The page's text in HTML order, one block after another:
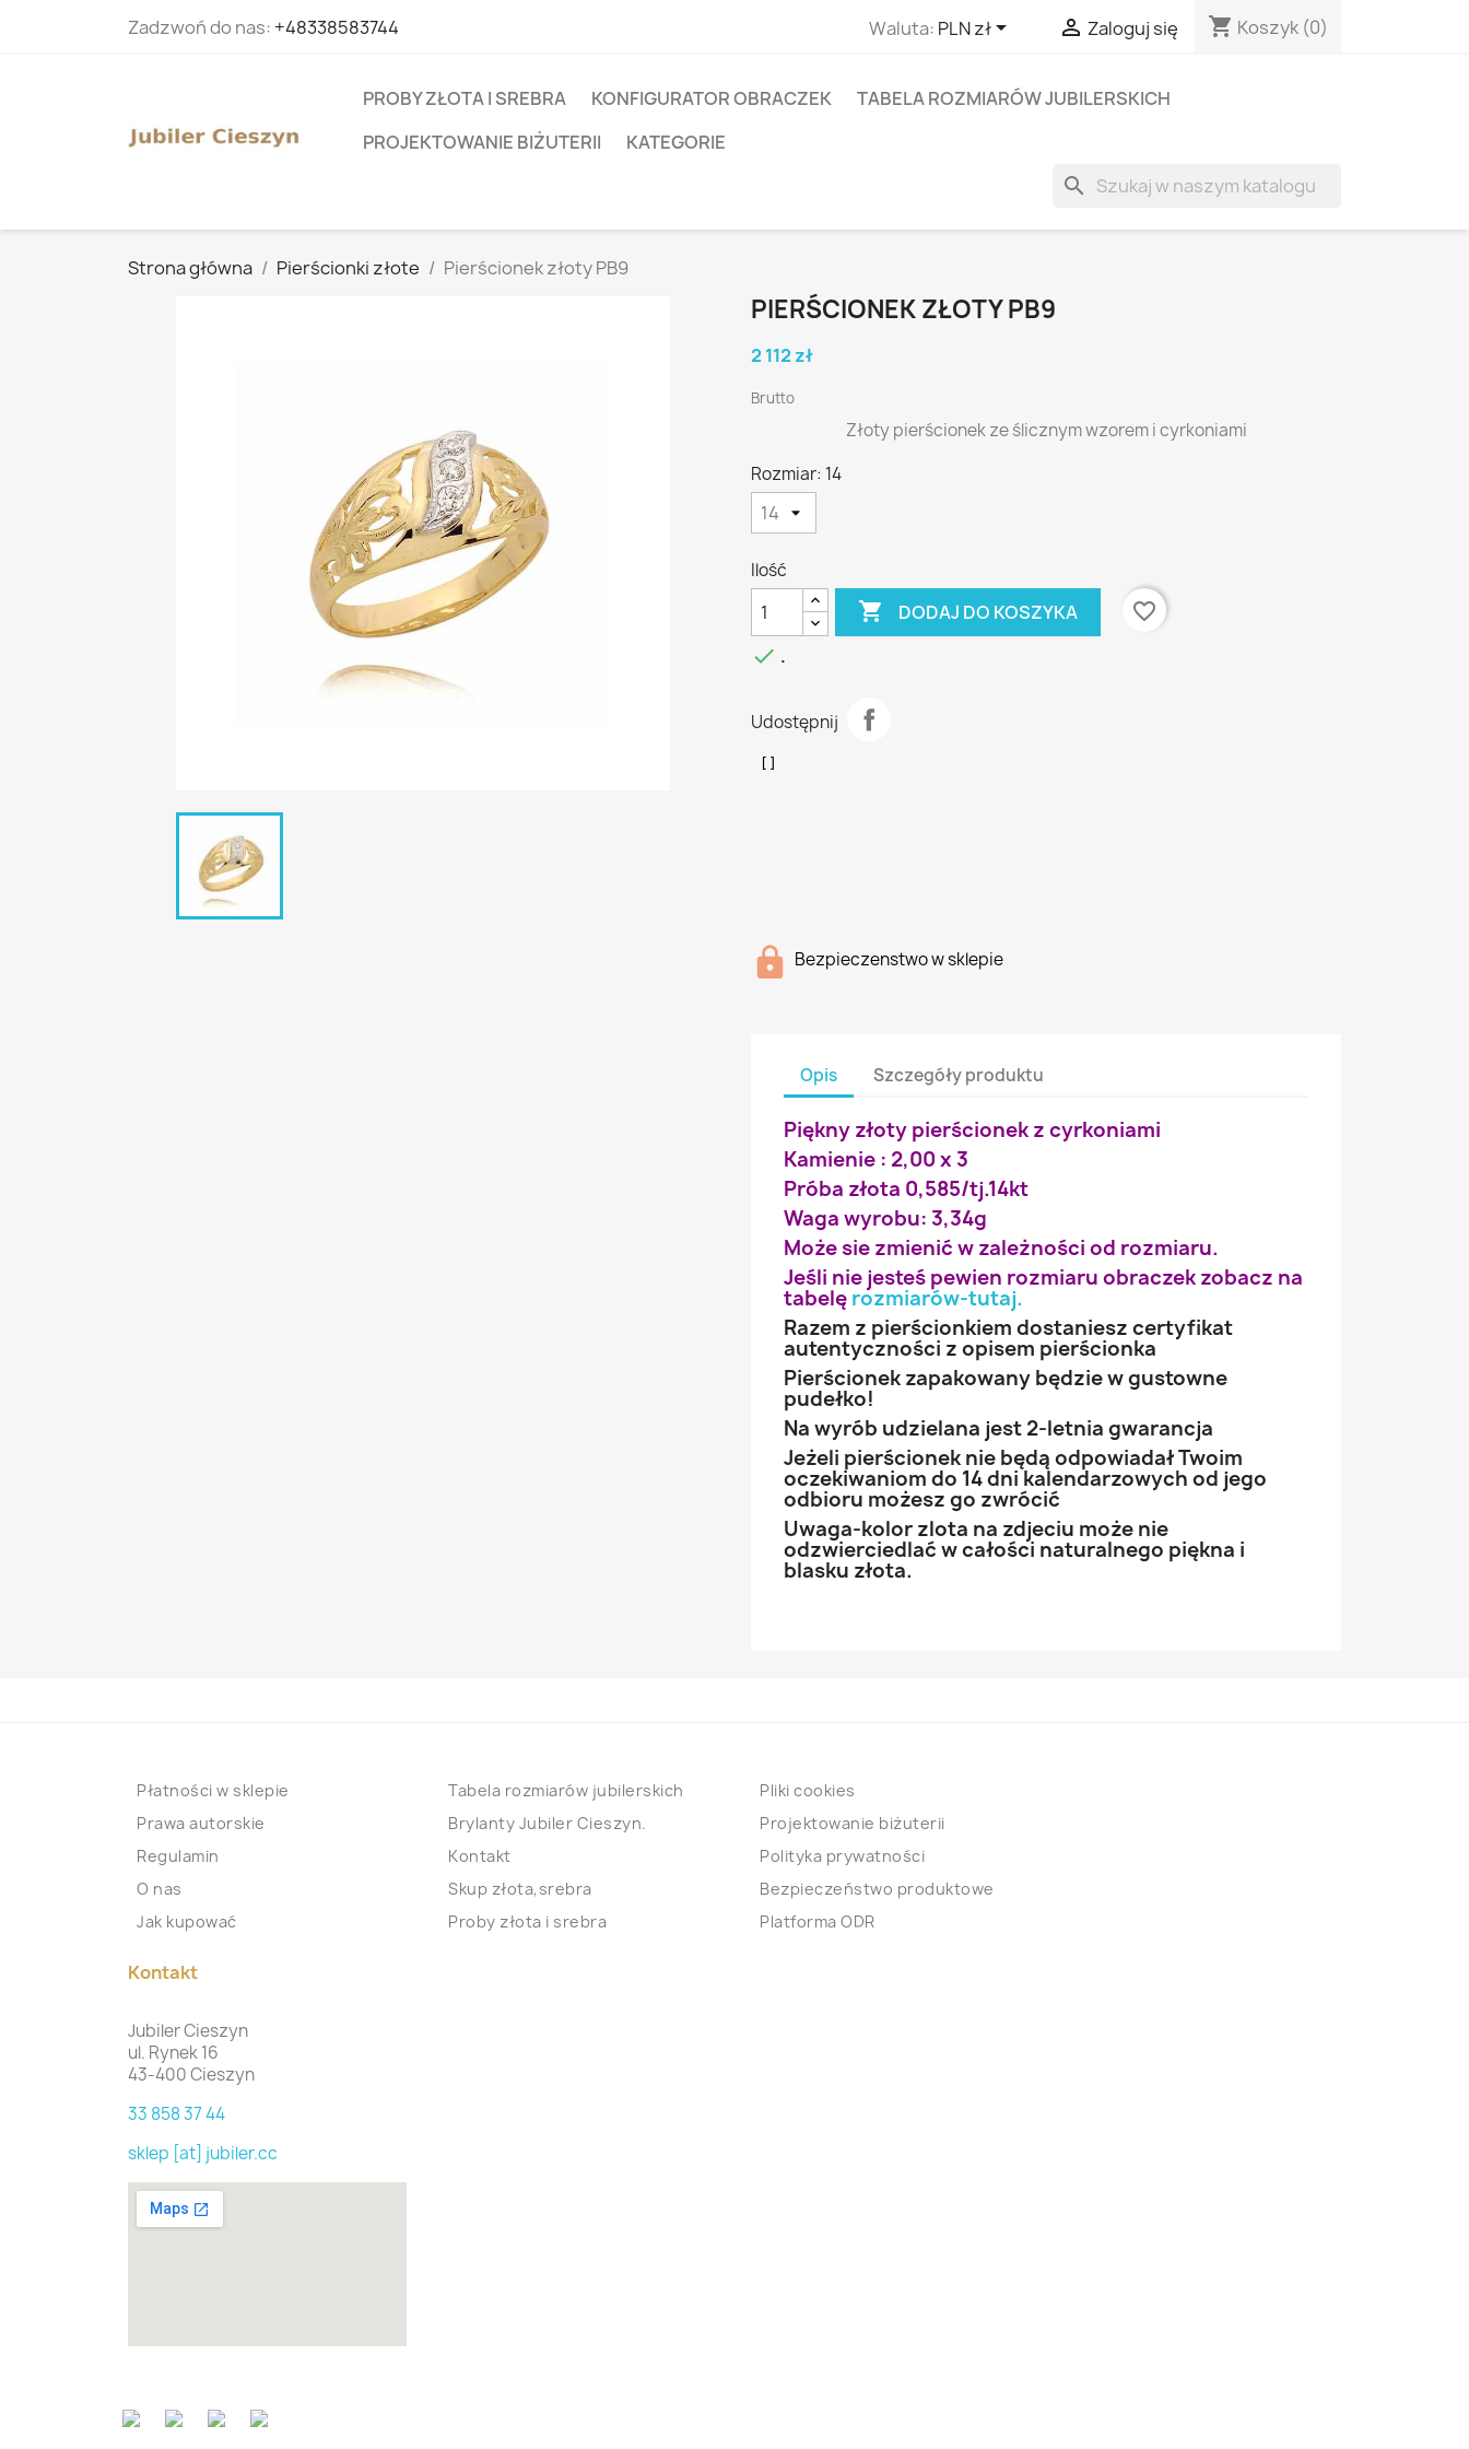
Zadzwoń do nas: +48338583744 Waluta: PLN zł  Zaloguj się shopping_cart Koszyk (0)
PROBY ZŁOTA I SREBRA KONFIGURATOR OBRACZEK
TABELA ROZMIARÓW JUBILERSKICH
PROJEKTOWANIE BIŻUTERII
KATEGORIE
search
Strona główna Pierścionki złote Pierścionek złoty PB9
PIERŚCIONEK ZŁOTY PB9
2 112 zł
Brutto
Złoty pierścionek ze ślicznym wzorem i cyrkoniami
Rozmiar: 14
Ilość
 DODAJ DO KOSZYKA
favorite_border
 .
Udostępnij
Bezpieczenstwo w sklepie
Opis Szczegóły produktu
Piękny złoty pierścionek z cyrkoniami
Kamienie : 2,00 x 3
Próba złota 0,585/tj.14kt
Waga wyrobu: 3,34g
Może sie zmienić w zależności od rozmiaru.
Jeśli nie jesteś pewien rozmiaru obraczek zobacz na
tabelę rozmiarów-tutaj.
Razem z pierścionkiem dostaniesz certyfikat
autentyczności z opisem pierścionka
Pierścionek zapakowany będzie w gustowne
pudełko!
Na wyrób udzielana jest 2-letnia gwarancja
Jeżeli pierścionek nie będą odpowiadał Twoim
oczekiwaniom do 14 dni kalendarzowych od jego
odbioru możesz go zwrócić
Uwaga-kolor zlota na zdjeciu może nie
odzwierciedlać w całości naturalnego piękna i
blasku złota.
Płatności w sklepie
Prawa autorskie
Regulamin
O nas
Jak kupować
Tabela rozmiarów jubilerskich
Brylanty Jubiler Cieszyn.
Kontakt
Skup złota,srebra
Proby złota i srebra
Pliki cookies
Projektowanie biżuterii
Polityka prywatności
Bezpieczeństwo produktowe
Platforma ODR
Kontakt
Jubiler Cieszyn
ul. Rynek 16
43-400 Cieszyn
33 858 37 44
sklep [at] jubiler.cc